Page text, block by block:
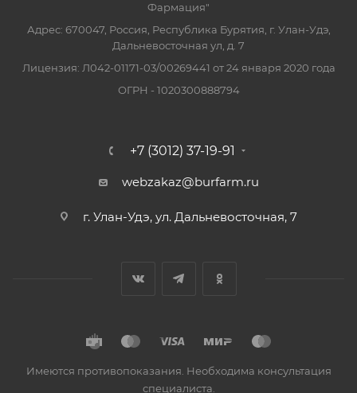
Фармация"
Адрес: 670047, Россия, Республика Бурятия, г. Улан-Удэ,
Дальневосточная ул, д. 7
Лицензия: Л042-01171-03/00269441 от 24 января 2020 года
ОГРН - 1020300888794
+7 (3012) 37-19-91
webzakaz@burfarm.ru
г. Улан-Удэ, ул. Дальневосточная, 7
Имеются противопоказания. Необходима консультация
специалиста.